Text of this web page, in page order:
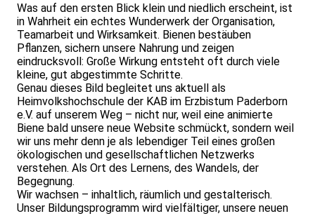
Was auf den ersten Blick klein und niedlich erscheint, ist
in Wahrheit ein echtes Wunderwerk der Organisation,
Teamarbeit und Wirksamkeit. Bienen bestäuben
Pflanzen, sichern unsere Nahrung und zeigen
eindrucksvoll: Große Wirkung entsteht oft durch viele
kleine, gut abgestimmte Schritte.
Genau dieses Bild begleitet uns aktuell als
Heimvolkshochschule der KAB im Erzbistum Paderborn
e.V. auf unserem Weg – nicht nur, weil eine animierte
Biene bald unsere neue Website schmückt, sondern weil
wir uns mehr denn je als lebendiger Teil eines großen
ökologischen und gesellschaftlichen Netzwerks
verstehen. Als Ort des Lernens, des Wandels, der
Begegnung.
Wir wachsen – inhaltlich, räumlich und gestalterisch.
Unser Bildungsprogramm wird vielfältiger, unsere neuen